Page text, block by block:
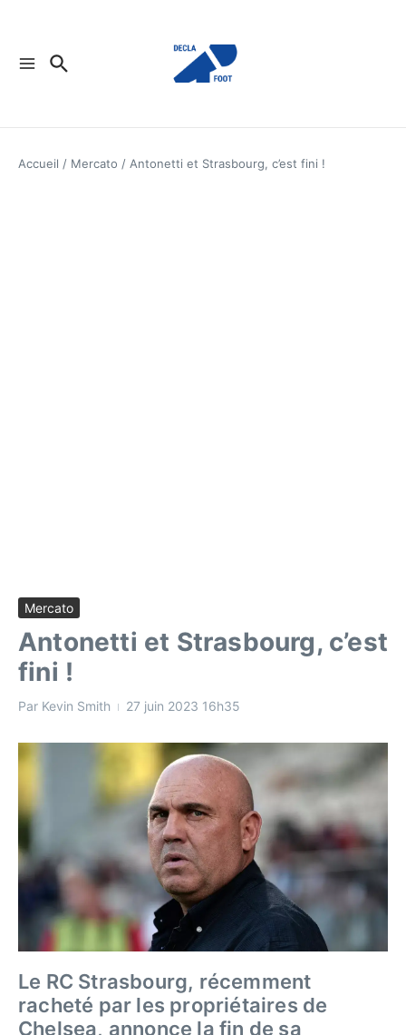
Accueil / Mercato / Antonetti et Strasbourg, c’est fini !
Mercato
Antonetti et Strasbourg, c’est
fini !
Par Kevin Smith 27 juin 2023 16h35
Le RC Strasbourg, récemment
racheté par les propriétaires de
Chelsea, annonce la fin de sa